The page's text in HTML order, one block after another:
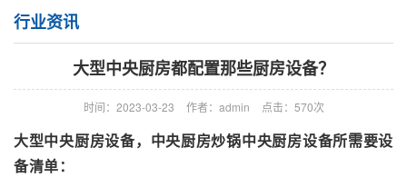
行业资讯
大型中央厨房都配置那些厨房设备？
时间：2023-03-23 作者：admin 点击： 570次
大型中央厨房设备，中央厨房炒锅中央厨房设备所需要设
备清单：